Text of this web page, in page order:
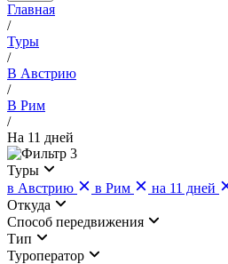
Главная
/
Туры
/
В Австрию
/
В Рим
/
На 11 дней
3
Туры
в Австрию
в Рим
на 11 дней
Откуда
Cпособ передвижения
Тип
Туроператор